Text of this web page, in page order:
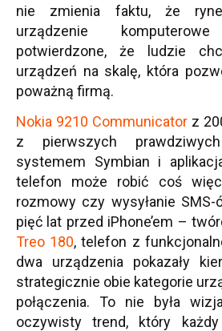
nie zmienia faktu, że
urządzenie
potwierdzone, że ludzie
urządzeń na skalę, która
poważną firmą.
Nokia 9210 Communicator z
z pierwszych
systemem Symbian i
telefon może robić coś
rozmowy czy wysyłanie
pięć lat przed iPhone’em –
Treo 180, telefon z
dwa urządzenia pokazały
strategicznie obie kategorie
połączenia. To nie była
oczywisty trend, który